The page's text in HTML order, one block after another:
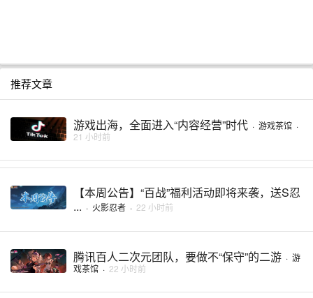
推荐文章
游戏出海，全面进入“内容经营”时代 · 游戏茶馆 ·
21 小时前
【本周公告】“百战”福利活动即将来袭，送S忍
... · 火影忍者 · 22 小时前
腾讯百人二次元团队，要做不“保守”的二游 · 游
戏茶馆 · 22 小时前